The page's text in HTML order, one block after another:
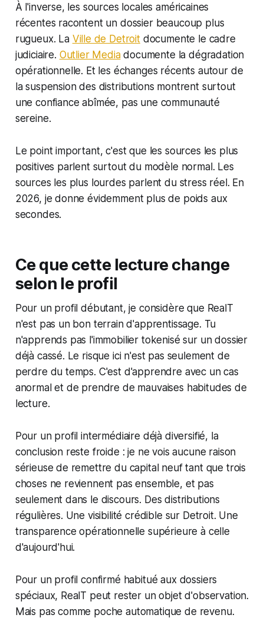
À l'inverse, les sources locales américaines
récentes racontent un dossier beaucoup plus
rugueux. La Ville de Detroitdocumente le cadre
judiciaire. Outlier Mediadocumente la dégradation
opérationnelle. Et les échanges récents autour de
la suspension des distributions montrent surtout
une confiance abîmée, pas une communauté
sereine.
Le point important, c'est que les sources les plus
positives parlent surtout du modèle normal. Les
sources les plus lourdes parlent du stress réel. En
2026, je donne évidemment plus de poids aux
secondes.
Ce que cette lecture change
selon le profil
Pour un profil débutant, je considère que RealT
n'est pas un bon terrain d'apprentissage. Tu
n'apprends pas l'immobilier tokenisé sur un dossier
déjà cassé. Le risque ici n'est pas seulement de
perdre du temps. C'est d'apprendre avec un cas
anormal et de prendre de mauvaises habitudes de
lecture.
Pour un profil intermédiaire déjà diversifié, la
conclusion reste froide : je ne vois aucune raison
sérieuse de remettre du capital neuf tant que trois
choses ne reviennent pas ensemble, et pas
seulement dans le discours. Des distributions
régulières. Une visibilité crédible sur Detroit. Une
transparence opérationnelle supérieure à celle
d'aujourd'hui.
Pour un profil confirmé habitué aux dossiers
spéciaux, RealT peut rester un objet d'observation.
Mais pas comme poche automatique de revenu.